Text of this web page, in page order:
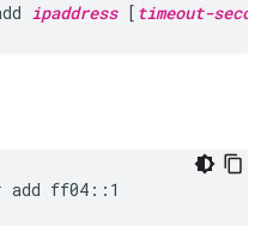
ipaddress [ timeout-
add ff04::1